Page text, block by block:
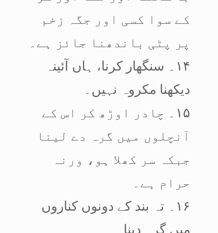
کے سوا کسی اور جگہ زخم
پر پٹی باندھنا جائز ہے۔
۱۴۔ سنگھار کرنا، ہاں آئینہ
دیکھنا مکروہ نہیں۔
۱۵۔ چادر اوڑھ کر اس کے
آنچلوں میں گرہ دے لینا
جبکہ سر کھلا ہو، ورنہ
حرام ہے۔
۱۶۔ تہ بند کے دونوں کناروں
میں گرہ دینا۔